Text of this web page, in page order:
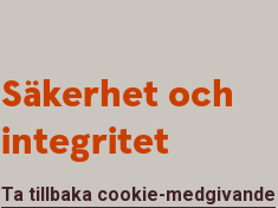
Säkerhet och
integritet
Ta tillbaka cookie-medgivande